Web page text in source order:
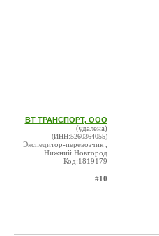
ВТ ТРАНСПОРТ, ООО
(удалена)
(ИНН:5260364055)
Экспедитор-перевозчик ,
Нижний Новгород
Код:1819179
#10